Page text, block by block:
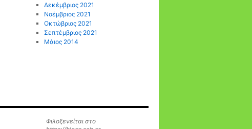
Δεκέμβριος 2021
Νοέμβριος 2021
Οκτώβριος 2021
Σεπτέμβριος 2021
Μάιος 2014
Φιλοξενείται στο